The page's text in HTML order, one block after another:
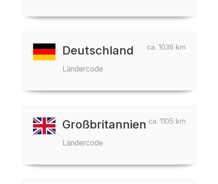
ca. 1036 km
Deutschland
Ländercode
ca. 1105 km
Großbritannien
Ländercode